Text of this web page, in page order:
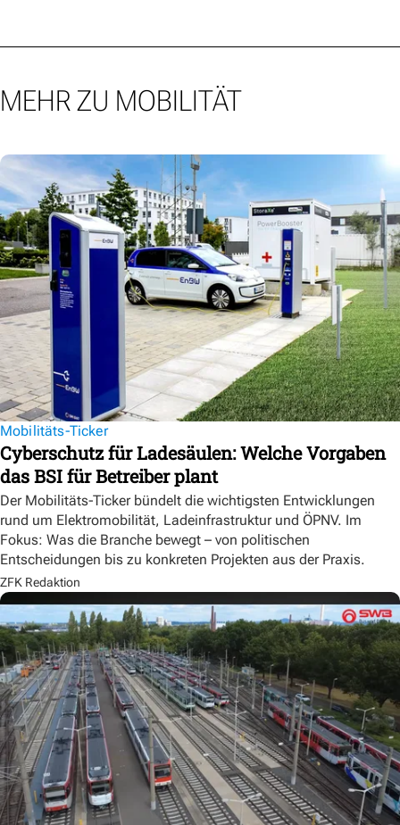
MEHR ZU MOBILITÄT
Mobilitäts-Ticker
Cyberschutz für Ladesäulen: Welche Vorgaben
das BSI für Betreiber plant
Der Mobilitäts-Ticker bündelt die wichtigsten Entwicklungen
rund um Elektromobilität, Ladeinfrastruktur und ÖPNV. Im
Fokus: Was die Branche bewegt – von politischen
Entscheidungen bis zu konkreten Projekten aus der Praxis.
ZFK Redaktion